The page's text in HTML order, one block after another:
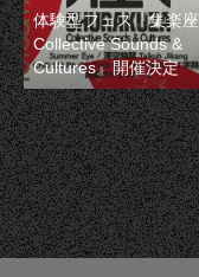
体験型フェス『集楽座
Collective Sounds &
Cultures』開催決定